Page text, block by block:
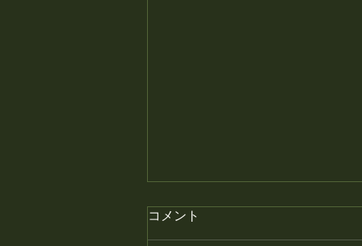
月末の金曜日はプレミアムフ
コメント